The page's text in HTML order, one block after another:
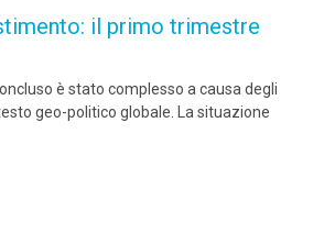
il primo trimestre
è stato complesso a causa degli
geo-politico globale. La situazione